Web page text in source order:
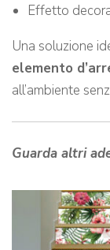
Effetto
Una soluzione
elemento
all’ambiente
Guarda altri